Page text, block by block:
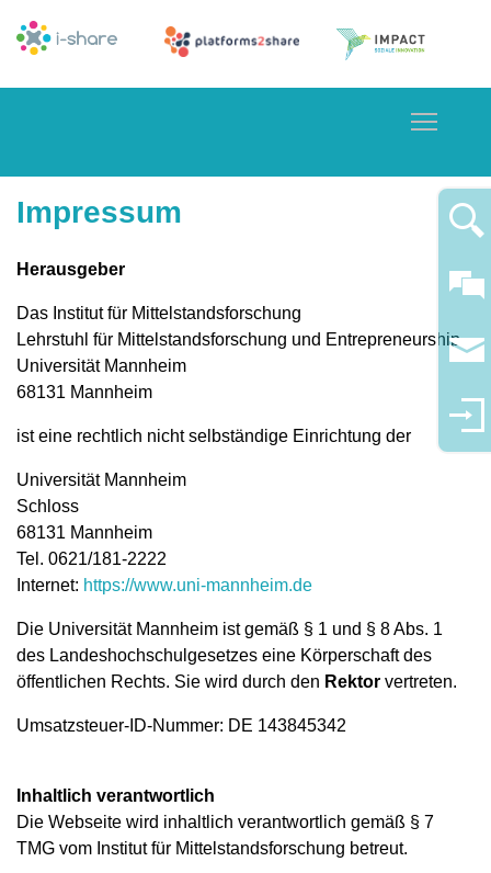
Impressum
Herausgeber
Das Institut für Mittelstandsforschung
Lehrstuhl für Mittelstandsforschung und Entrepreneurship
Universität Mannheim
68131 Mannheim
ist eine rechtlich nicht selbständige Einrichtung der
Universität Mannheim
Schloss
68131 Mannheim
Tel. 0621/181-2222
Internet: https://www.uni-mannheim.de
Die Universität Mannheim ist gemäß § 1 und § 8 Abs. 1
des Landes­hochschul­gesetzes eine Körperschaft des
öffentlichen Rechts. Sie wird durch den Rektor vertreten.
Umsatzsteuer-ID-Nummer: DE 143845342
Inhaltlich verantwortlich
Die Webseite wird inhaltlich verantwortlich gemäß § 7
TMG vom Institut für Mittelstandsforschung betreut.